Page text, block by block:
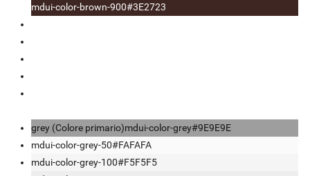
mdui-color-brown-900#3E2723
grey (Colore primario)mdui-color-grey#9E9E9E
mdui-color-grey-50#FAFAFA
mdui-color-grey-100#F5F5F5